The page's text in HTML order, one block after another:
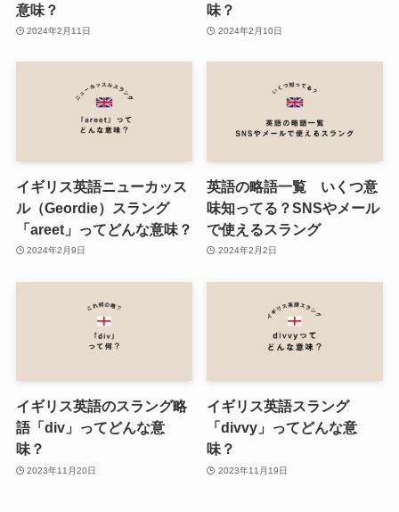
意味？
2024年2月11日
味？
2024年2月10日
イギリス英語ニューカッス
ル（Geordie）スラング
「areet」ってどんな意味？
2024年2月9日
英語の略語一覧 いくつ意
味知ってる？SNSやメール
で使えるスラング
2024年2月2日
イギリス英語のスラング略
語「div」ってどんな意
味？
2023年11月20日
イギリス英語スラング
「divvy」ってどんな意
味？
2023年11月19日